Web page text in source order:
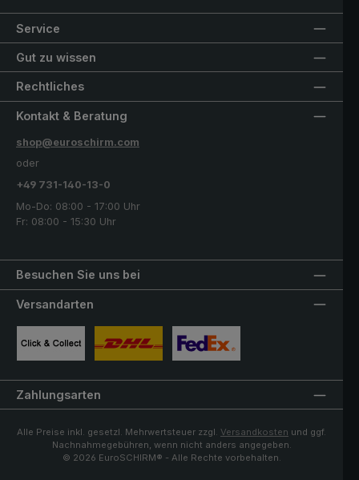
Service
Gut zu wissen
Rechtliches
Besuchen Sie uns bei
Kontakt & Beratung
shop@euroschirm.com
oder
+49 731-140-13-0
Mo-Do: 08:00 - 17:00 Uhr
Fr: 08:00 - 15:30 Uhr
Versandarten
Zahlungsarten
Alle Preise inkl. gesetzl. Mehrwertsteuer zzgl. Versandkosten und ggf.
Nachnahmegebühren, wenn nicht anders angegeben.
© 2026 EuroSCHIRM® - Alle Rechte vorbehalten.